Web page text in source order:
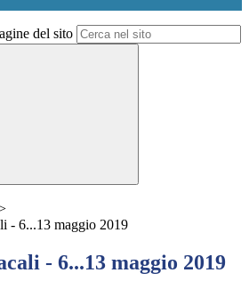
del sito
- 6...13 maggio 2019
- 6...13 maggio 2019